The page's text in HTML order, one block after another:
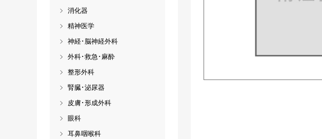
消化器
精神医学
神経･脳神経外科
外科･救急･麻酔
整形外科
腎臓･泌尿器
皮膚･形成外科
眼科
耳鼻咽喉科